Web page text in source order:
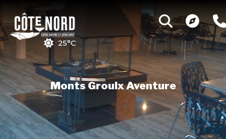
25°C
Monts Groulx Aventure